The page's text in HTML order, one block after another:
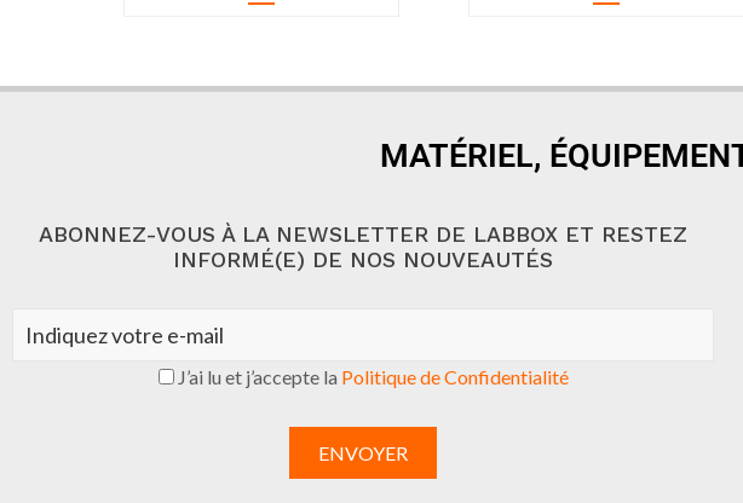
MATÉRIEL,
ABONNEZ-VOUS À LA NEWSLETTER DE LABBOX ET RESTEZ
INFORMÉ(E) DE NOS NOUVEAUTÉS
J’ai lu et j’accepte la Politique de Confidentialité